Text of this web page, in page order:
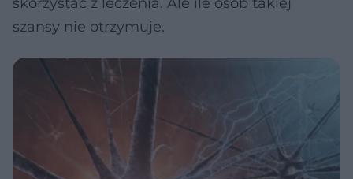
szansy nie otrzymuje.